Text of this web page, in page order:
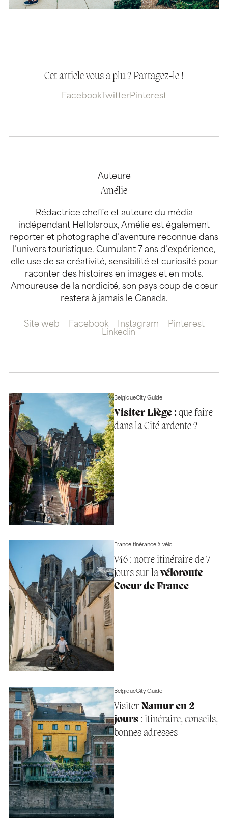
Cet article vous a plu ? Partagez-le !
Facebook TwitterPinterest
Auteure
Amélie
Rédactrice cheffe et auteure du média
indépendant Hellolaroux, Amélie est également
reporter et photographe d’aventure reconnue dans
l’univers touristique. Cumulant 7 ans d’expérience,
elle use de sa créativité, sensibilité et curiosité pour
raconter des histoires en images et en mots.
Amoureuse de la nordicité, son pays coup de cœur
restera à jamais le Canada.
Site web Facebook Instagram
Pinterest
Linkedin
BelgiqueCity Guide
Visiter Liège :que faire
dans la Cité ardente ?
FranceItinérance à vélo
V46 : notre itinéraire de 7
jours sur lavéloroute
Coeur de France
BelgiqueCity Guide
Visiter Namur en 2
jours: itinéraire, conseils,
bonnes adresses